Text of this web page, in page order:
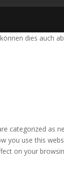
dies auch
categorized as
you use this
on your